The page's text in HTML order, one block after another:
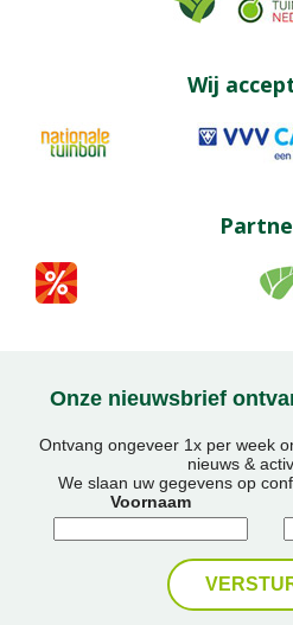
Wij
Onze nieuwsbrief
Ontvang ongeveer 1x per week
nieuws &
We slaan uw gegevens op
Voornaam